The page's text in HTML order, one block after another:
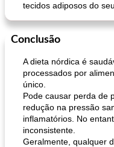
tecidos adiposos do
Conclusão
A dieta nórdica é
processados ​​por
único.
Pode causar perda de
redução na pressão
inflamatórios. No
inconsistente.
Geralmente, qualquer